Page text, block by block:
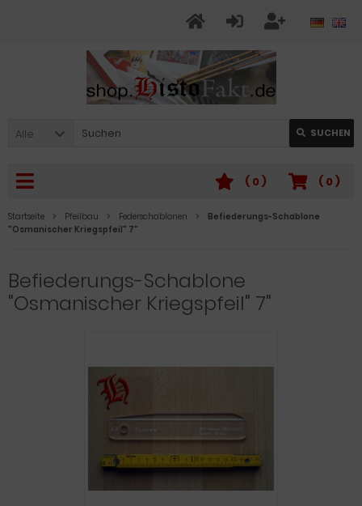
Alle SUCHEN
( 0 )
( 0 )
Startseite Pfeilbau Federschablonen
Befiederungs-Schablone
"Osmanischer Kriegspfeil" 7"
Befiederungs-Schablone
"Osmanischer Kriegspfeil" 7"